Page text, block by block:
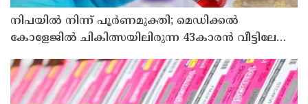
നിപയിൽ നിന്ന് പൂർണമുക്തി; മെഡിക്കൽ
കോളേജിൽ ചികിത്സയിലിരുന്ന 43കാരൻ വീട്ടിലേക്ക്